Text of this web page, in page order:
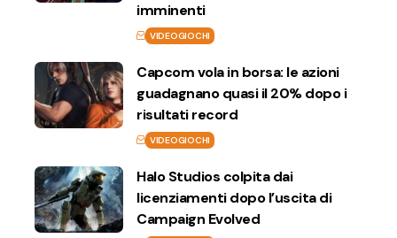
imminenti
VIDEOGIOCHI
Capcom vola in borsa: le azioni
guadagnano quasi il 20% dopo i
risultati record
VIDEOGIOCHI
Halo Studios colpita dai
licenziamenti dopo l’uscita di
Campaign Evolved